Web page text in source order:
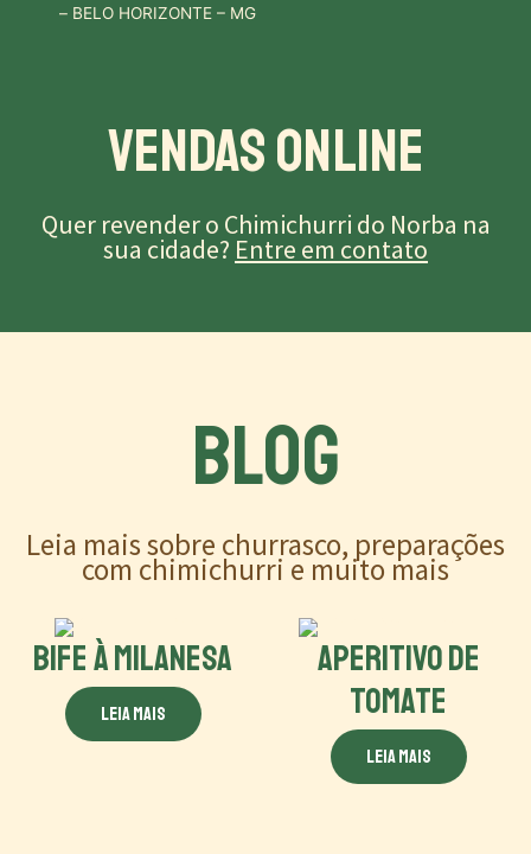
– BELO HORIZONTE – MG
Vendas Online
Quer revender o Chimichurri do Norba na
sua cidade? Entre em contato
BLOG
Leia mais sobre churrasco, preparações
com chimichurri e muito mais
BIFE À MILANESA
Leia mais
APERITIVO DE
TOMATE
Leia mais